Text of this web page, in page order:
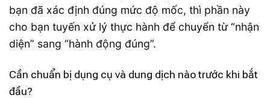
bạn đã xác định đúng mức độ mốc, thì phần này
cho bạn tuyến xử lý thực hành để chuyển từ “nhận
diện” sang “hành động đúng”.
Cần chuẩn bị dụng cụ và dung dịch nào trước khi bắt
đầu?